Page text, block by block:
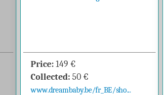
Price: 149 €
Collected: 50 €
www.dreambaby.be/fr_BE/sho...